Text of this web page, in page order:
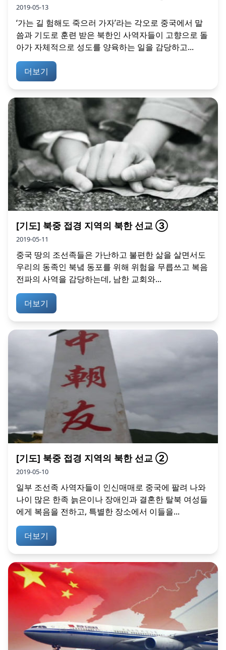
2019-05-13
‘가는 길 험해도 죽으러 가자’라는 각오로 중국에서 말
씀과 기도로 훈련 받은 북한인 사역자들이 고향으로 돌
아가 자체적으로 성도를 양육하는 일을 감당하고...
더보기
[기도] 북중 접경 지역의 북한 선교 ③
2019-05-11
중국 땅의 조선족들은 가난하고 불편한 삶을 살면서도
우리의 동족인 북녘 동포를 위해 위험을 무릅쓰고 복음
전파의 사역을 감당하는데, 남한 교회와...
더보기
[기도] 북중 접경 지역의 북한 선교 ②
2019-05-10
일부 조선족 사역자들이 인신매매로 중국에 팔려 나와
나이 많은 한족 늙은이나 장애인과 결혼한 탈북 여성들
에게 복음을 전하고, 특별한 장소에서 이들을...
더보기